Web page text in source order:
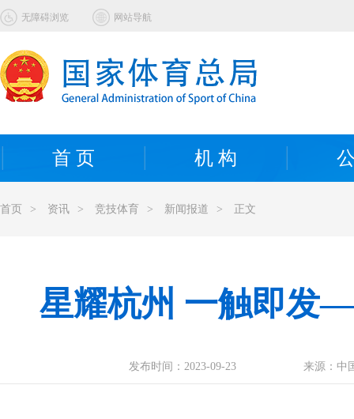
无障碍浏览 网站导航
首 页 机 构
首页 > 资讯 > 竞技体育 > 新闻报道 > 正文
星耀杭州 一触即发
发布时间： 2023-09-23 来源：中